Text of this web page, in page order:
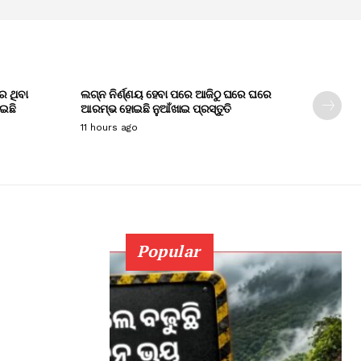
ଥିବା
ଲଗ୍ନ ନିର୍ଣ୍ଣୟ ହେବା ପରେ ଆଜିଠୁ ଘରେ ଘରେ
ଆରମ୍ଭ ହୋଇଛି ନୁଆଁଖାଇ ପ୍ରସ୍ତୁତି
11 hours ago
Popular